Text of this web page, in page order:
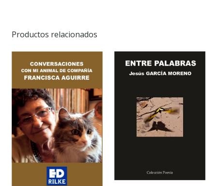
Productos relacionados